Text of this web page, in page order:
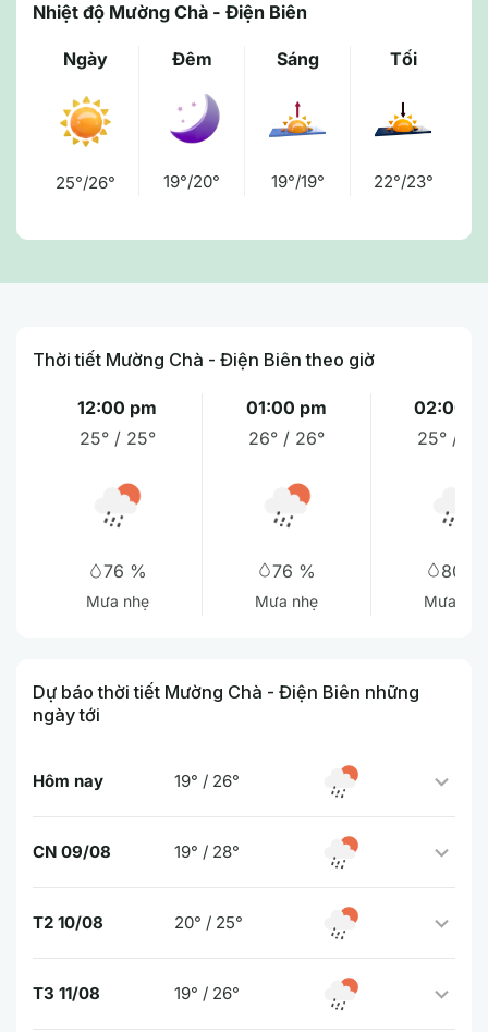
Nhiệt độ Mường Chà - Điện Biên
Ngày
25°/26°
Đêm
19°/20°
Sáng
19°/19°
Tối
22°/23°
Thời tiết Mường Chà - Điện Biên theo giờ
12:00 pm
25° / 25°
76 %
Mưa nhẹ
01:00 pm
26° / 26°
76 %
Mưa nhẹ
02:00
25° /
80 %
Mưa vừa
Dự báo thời tiết Mường Chà - Điện Biên những
ngày tới
Hôm nay 19° / 26°
CN 09/08 19° / 28°
T2 10/08 20° / 25°
T3 11/08 19° / 26°